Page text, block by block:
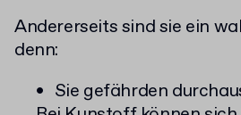
Andererseits sind sie ein
denn:
Sie gefährden